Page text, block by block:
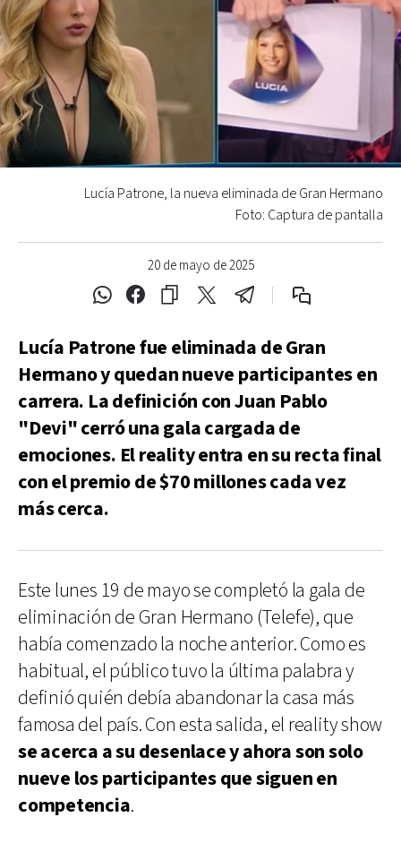
20 de mayo de 2025
Lucía Patrone, la nueva eliminada de Gran Hermano
Foto: Captura de pantalla
Lucía Patrone fue eliminada de Gran
Hermano y quedan nueve participantes en
carrera. La definición con Juan Pablo
"Devi" cerró una gala cargada de
emociones. El reality entra en su recta final
con el premio de $70 millones cada vez
más cerca.
Este lunes 19 de mayo se completó la gala de
eliminación de Gran Hermano (Telefe), que
había comenzado la noche anterior. Como es
habitual, el público tuvo la última palabra y
definió quién debía abandonar la casa más
famosa del país. Con esta salida, el reality show
se acerca a su desenlace y ahora son solo
nueve los participantes que siguen en
competencia.